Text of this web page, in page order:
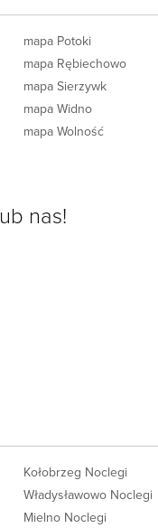
mapa Potoki
mapa Rębiechowo
mapa Sierzywk
mapa Widno
mapa Wolność
nas!
Kołobrzeg Noclegi
Władysławowo Noclegi
Mielno Noclegi